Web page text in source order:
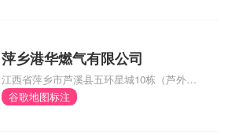
萍乡港华燃气有限公司
江西省萍乡市芦溪县五环星城10栋（芦外和
体育馆对面）
谷歌地图标注